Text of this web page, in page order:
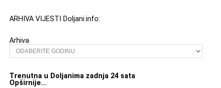
ARHIVA VIJESTI Doljani.info:
Arhiva
Trenutna u Doljanima zadnja 24 sata
Opširnije...